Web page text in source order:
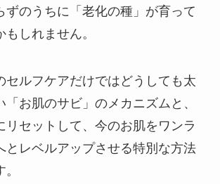
ずのうちに「老化の種」が育って
しれません。
セルフケアだけではどうしても太
「お肌のサビ」のメカニズムと、
リセットして、今のお肌をワンラ
とレベルアップさせる特別な方法